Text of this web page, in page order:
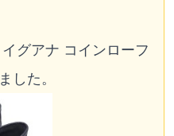
グアナ コインローフ
した。